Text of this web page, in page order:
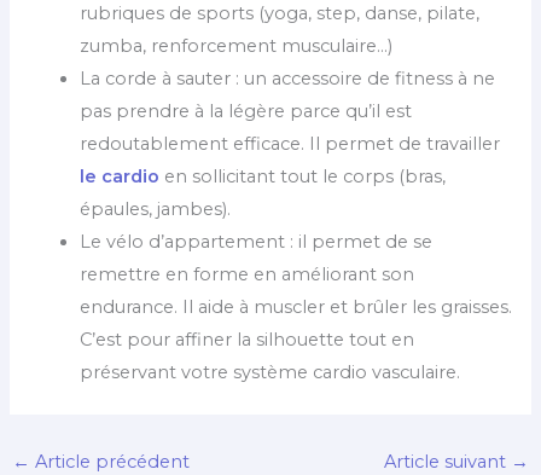
rubriques de sports (yoga, step, danse, pilate,
zumba, renforcement musculaire…)
La corde à sauter : un accessoire de fitness à ne
pas prendre à la légère parce qu’il est
redoutablement efficace. Il permet de travailler
le cardio en sollicitant tout le corps (bras,
épaules, jambes).
Le vélo d’appartement : il permet de se
remettre en forme en améliorant son
endurance. Il aide à muscler et brûler les graisses.
C’est pour affiner la silhouette tout en
préservant votre système cardio vasculaire.
← Article précédent Article suivant →